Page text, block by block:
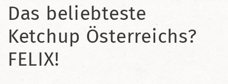
Das beliebteste
Ketchup Österreichs?
FELIX!